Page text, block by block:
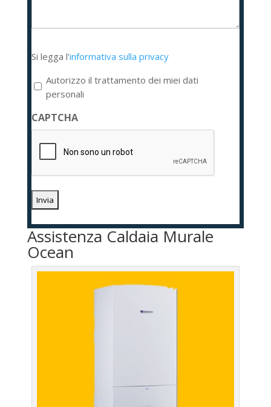
legga
l'informativa
sulla
privacy
*
Si legga l'informativa sulla privacy
Autorizzo il trattamento dei miei dati
personali
CAPTCHA
Assistenza Caldaia Murale
Ocean